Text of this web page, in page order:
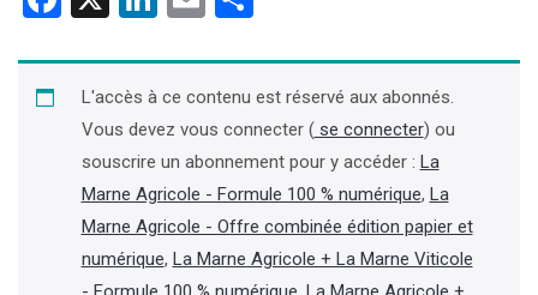
L'accès à ce contenu est réservé aux abonnés.
Vous devez vous connecter (se connecter) ou
souscrire un abonnement pour y accéder : La
Marne Agricole - Formule 100 % numérique, La
Marne Agricole - Offre combinée édition papier et
numérique, La Marne Agricole + La Marne Viticole